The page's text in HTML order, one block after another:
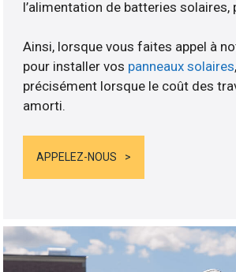
l’alimentation de batteries solaires,
Ainsi, lorsque vous faites appel à
pour installer vos panneaux solaires
précisément lorsque le coût des
amorti.
APPELEZ-NOUS